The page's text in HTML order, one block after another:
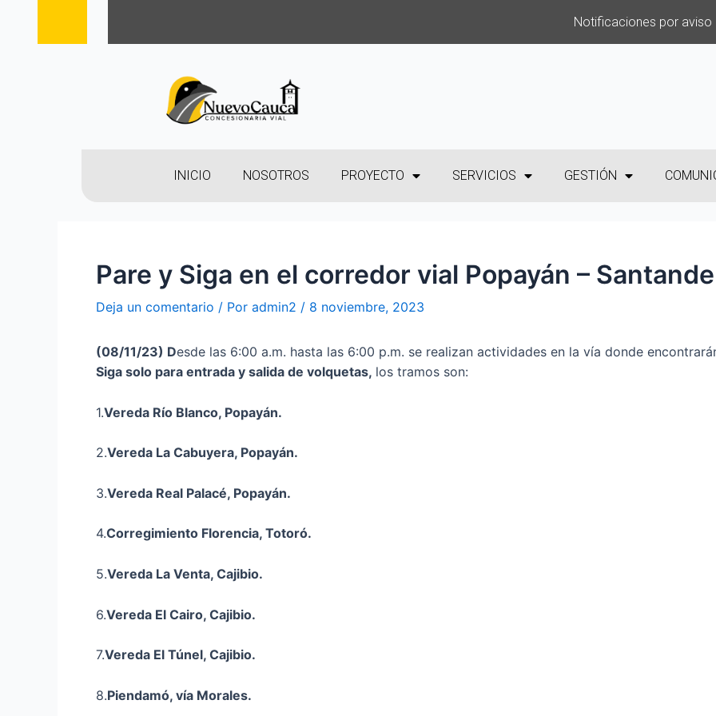
Notificaciones por aviso
INICIO NOSOTROS PROYECTO SERVICIOS GESTIÓN
Pare y Siga en el corredor vial Popayán –
Deja un comentario / Por admin2 / 8 noviembre, 2023
(08/11/23) Desde las 6:00 a.m. hasta las 6:00 p.m. se realizan actividades en la vía donde
Siga solo para entrada y salida de volquetas, los tramos son:
1.Vereda Río Blanco, Popayán.
2.Vereda La Cabuyera, Popayán.
3.Vereda Real Palacé, Popayán.
4.Corregimiento Florencia, Totoró.
5.Vereda La Venta, Cajibio.
6.Vereda El Cairo, Cajibio.
7.Vereda El Túnel, Cajibio.
8.Piendamó, vía Morales.